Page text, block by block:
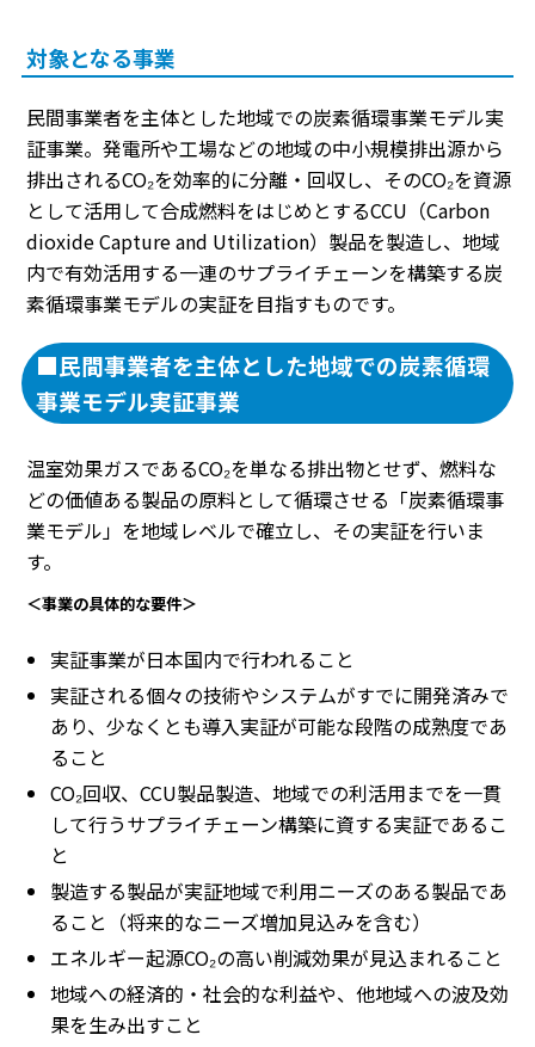
対象となる事業
民間事業者を主体とした地域での炭素循環事業モデル実
証事業。発電所や工場などの地域の中小規模排出源から
排出されるCO₂を効率的に分離・回収し、そのCO₂を資源
として活用して合成燃料をはじめとするCCU（Carbon
dioxide Capture and Utilization）製品を製造し、地域
内で有効活用する一連のサプライチェーンを構築する炭
素循環事業モデルの実証を目指すものです。
■民間事業者を主体とした地域での炭素循環
事業モデル実証事業
温室効果ガスであるCO₂を単なる排出物とせず、燃料な
どの価値ある製品の原料として循環させる「炭素循環事
業モデル」を地域レベルで確立し、その実証を行いま
す。
＜事業の具体的な要件＞
実証事業が日本国内で行われること
実証される個々の技術やシステムがすでに開発済みで
あり、少なくとも導入実証が可能な段階の成熟度であ
ること
CO₂回収、CCU製品製造、地域での利活用までを一貫
して行うサプライチェーン構築に資する実証であるこ
と
製造する製品が実証地域で利用ニーズのある製品であ
ること（将来的なニーズ増加見込みを含む）
エネルギー起源CO₂の高い削減効果が見込まれること
地域への経済的・社会的な利益や、他地域への波及効
果を生み出すこと